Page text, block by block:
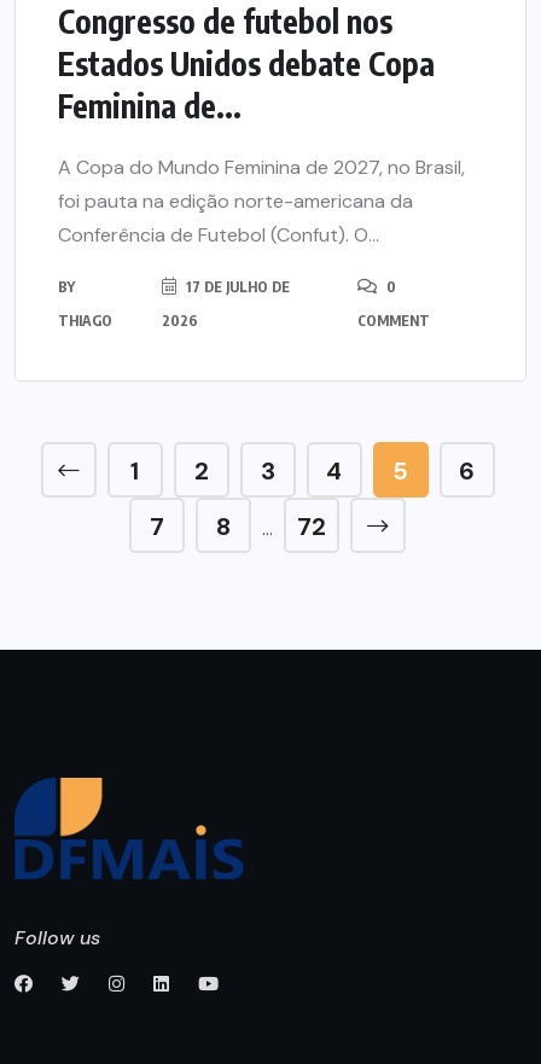
Congresso de futebol nos
Estados Unidos debate Copa
Feminina de...
A Copa do Mundo Feminina de 2027, no Brasil,
foi pauta na edição norte-americana da
Conferência de Futebol (Confut). O...
BY
THIAGO
17 DE JULHO DE
2026
0
COMMENT
1 2 3 4 5
6
7
8 … 72
Follow us